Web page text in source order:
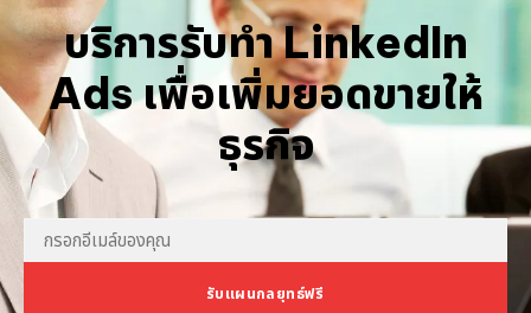
บริการรับทำ LinkedIn
Ads เพื่อเพิ่มยอดขายให้
ธุรกิจ
รับแผนกลยุทธ์ฟรี